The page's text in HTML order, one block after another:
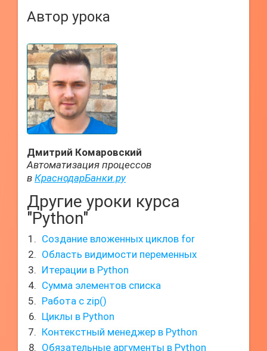
Автор урока
Дмитрий Комаровский
Автоматизация процессов
в КраснодарБанки.ру
Другие уроки курса
"Python"
Создание вложенных циклов for
Область видимости переменных
Итерации в Python
Сумма элементов списка
Работа с zip()
Циклы в Python
Контекстный менеджер в Python
Обязательные аргументы в Python